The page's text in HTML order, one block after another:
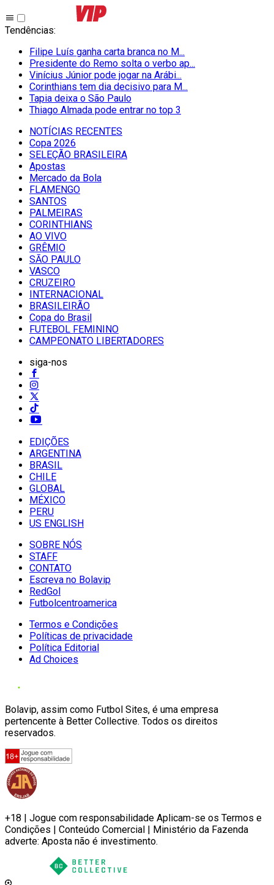
Tendências:
Filipe Luís ganha carta branca no M...
Presidente do Remo solta o verbo ap...
Vinícius Júnior pode jogar na Arábi...
Corinthians tem dia decisivo para M...
Tapia deixa o São Paulo
Thiago Almada pode entrar no top 3
NOTÍCIAS RECENTES
Copa 2026
SELEÇÃO BRASILEIRA
Apostas
Mercado da Bola
FLAMENGO
SANTOS
PALMEIRAS
CORINTHIANS
AO VIVO
GRÊMIO
SĀO PAULO
VASCO
CRUZEIRO
INTERNACIONAL
BRASILEIRÃO
Copa do Brasil
FUTEBOL FEMININO
CAMPEONATO LIBERTADORES
siga-nos
EDIÇÕES
ARGENTINA
BRASIL
CHILE
GLOBAL
MÉXICO
PERU
US ENGLISH
SOBRE NÓS
STAFF
CONTATO
Escreva no Bolavip
RedGol
Futbolcentroamerica
Termos e Condições
Políticas de privacidade
Política Editorial
Ad Choices
Bolavip, assim como Futbol Sites, é uma empresa
pertencente à Better Collective. Todos os direitos
reservados.
+18 | Jogue com responsabilidade Aplicam-se os Termos e
Condições | Conteúdo Comercial | Ministério da Fazenda
adverte: Aposta não é investimento.